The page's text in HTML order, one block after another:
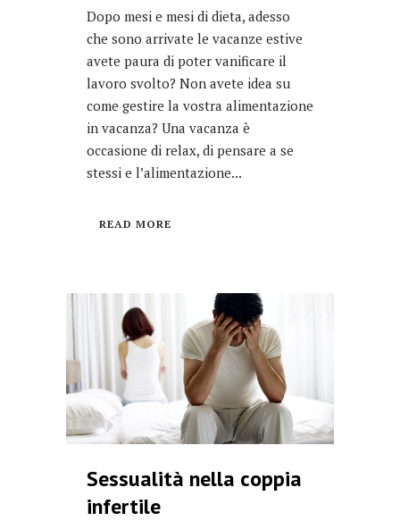
Dopo mesi e mesi di dieta, adesso
che sono arrivate le vacanze estive
avete paura di poter vanificare il
lavoro svolto? Non avete idea su
come gestire la vostra alimentazione
in vacanza? Una vacanza è
occasione di relax, di pensare a se
stessi e l’alimentazione...
READ MORE
Sessualità nella coppia
infertile